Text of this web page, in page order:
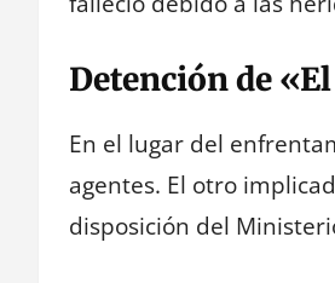
Detención de
En el lugar del
agentes. El otro
disposición del